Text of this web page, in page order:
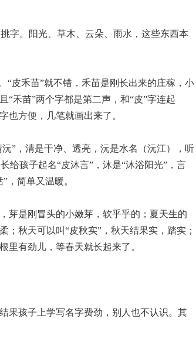
字。阳光、草木、云朵、雨水，这些东西本
“皮禾苗”就不错，禾苗是刚长出来的庄稼，小
“禾苗”两个字都是第二声，和“皮”字连起
方便，几笔就画出来了。
”，清是干净、透亮，沅是水名（沅江），听
给孩子起名“皮沐言”，沐是“沐浴阳光”，言
，简单又温暖。
芽是刚冒头的小嫩芽，软乎乎的；夏天生的
；秋天可以叫“皮秋实”，秋天结果实，踏实；
里有劲儿，等春天就长起来了。
果孩子上学写名字费劲，别人也不认识。其